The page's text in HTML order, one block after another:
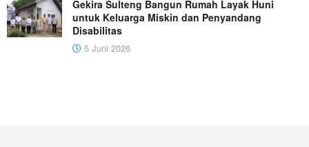
Gekira Sulteng Bangun Rumah Layak Huni
untuk Keluarga Miskin dan Penyandang
Disabilitas
5 Juni 2026